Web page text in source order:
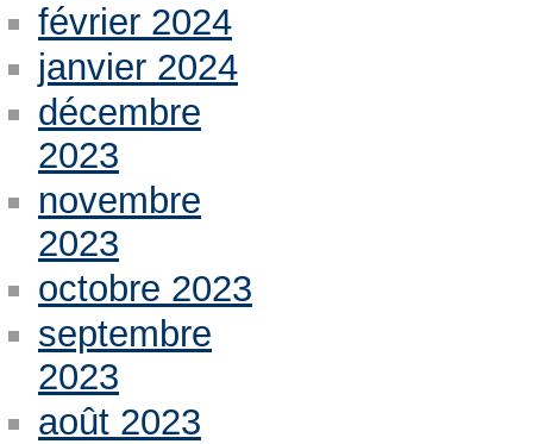
février 2024
janvier 2024
décembre
2023
novembre
2023
octobre 2023
septembre
2023
août 2023